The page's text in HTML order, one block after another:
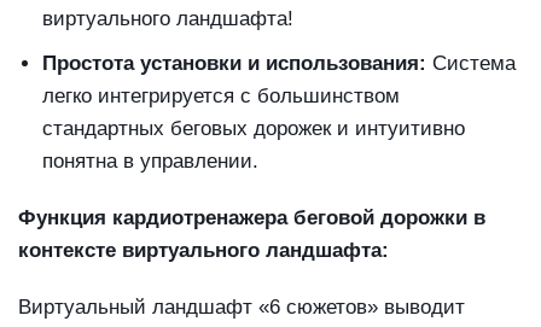
виртуального ландшафта!
Простота установки и использования: Система
легко интегрируется с большинством
стандартных беговых дорожек и интуитивно
понятна в управлении.
Функция кардиотренажера беговой дорожки в
контексте виртуального ландшафта:
Виртуальный ландшафт «6 сюжетов» выводит